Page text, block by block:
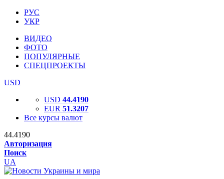
РУС
УКР
ВИДЕО
ФОТО
ПОПУЛЯРНЫЕ
СПЕЦПРОЕКТЫ
USD
USD 44.4190
EUR 51.3207
Все курсы валют
44.4190
Авторизация
Поиск
UA